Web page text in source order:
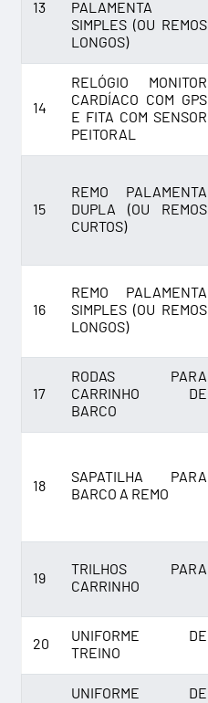
13
PALAMENTA
SIMPLES (OU REMOS
LONGOS)
14
RELÓGIO MONITOR
CARDÍACO COM GPS
E FITA COM SENSOR
PEITORAL
15
REMO PALAMENTA
DUPLA (OU REMOS
CURTOS)
16
REMO PALAMENTA
SIMPLES (OU REMOS
LONGOS)
17
RODAS PARA
CARRINHO DE
BARCO
18
SAPATILHA PARA
BARCO A REMO
19
TRILHOS PARA
CARRINHO
20
UNIFORME DE
TREINO
UNIFORME DE